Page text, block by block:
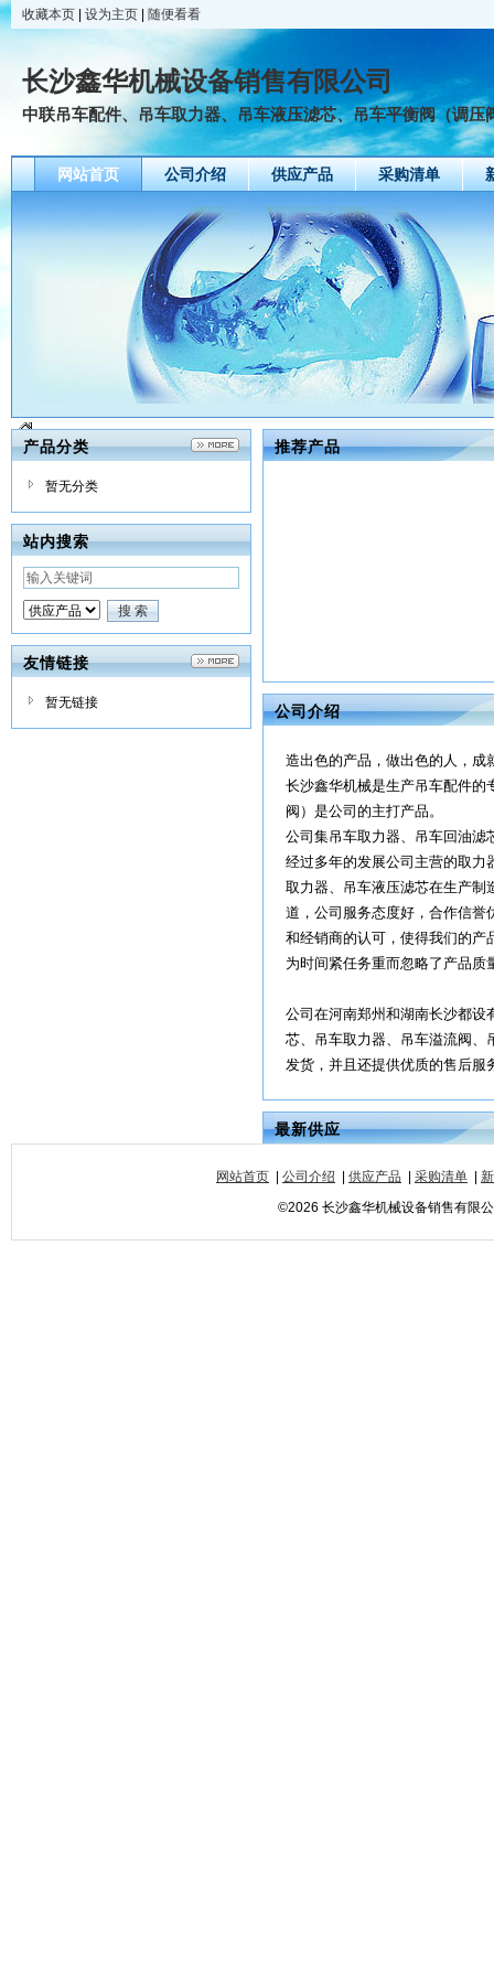
收藏本页 设为主页 随便看看
长沙鑫华机械设备销售有限公司
中联吊车配件、吊车取力器、吊车液压滤芯、吊车平衡阀（调压
网站首页 公司介绍 供应产品 采购清单
产品分类
暂无分类
站内搜索
友情链接
暂无链接
推荐产品
公司介绍
造出色的产品，做出色的人，成
长沙鑫华机械是生产吊车配件的
阀）是公司的主打产品。
公司集吊车取力器、吊车回油滤
经过多年的发展公司主营的取力
取力器、吊车液压滤芯在生产制
道，公司服务态度好，合作信誉
和经销商的认可，使得我们的产
为时间紧任务重而忽略了产品质
公司在河南郑州和湖南长沙都设
芯、吊车取力器、吊车溢流阀、
发货，并且还提供优质的售后服
最新供应
网站首页 公司介绍 供应产品 采购清单
©2026 长沙鑫华机械设备销售有限